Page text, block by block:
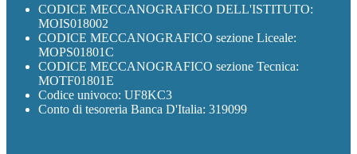
CODICE MECCANOGRAFICO DELL'ISTITUTO:
MOIS018002
CODICE MECCANOGRAFICO sezione Liceale:
MOPS01801C
CODICE MECCANOGRAFICO sezione Tecnica:
MOTF01801E
Codice univoco: UF8KC3
Conto di tesoreria Banca D'Italia: 319099